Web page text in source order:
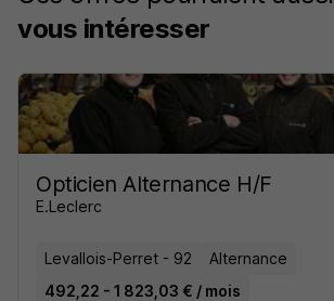
vous intéresser
Opticien Alternance H/F
E.Leclerc
Levallois-Perret - 92
Alternance
492,22 - 1 823,03 € / mois